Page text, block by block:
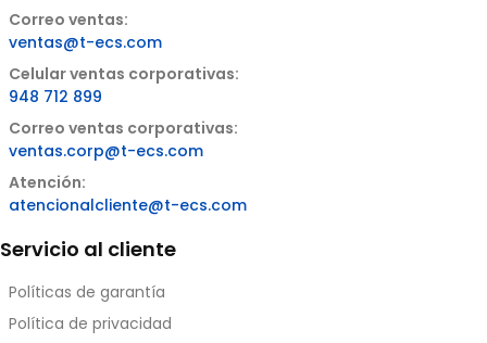
Correo ventas:
ventas@t-ecs.com
Celular ventas corporativas:
948 712 899
Correo ventas corporativas:
ventas.corp@t-ecs.com
Atención:
atencionalcliente@t-ecs.com
Servicio al cliente
Políticas de garantía
Política de privacidad